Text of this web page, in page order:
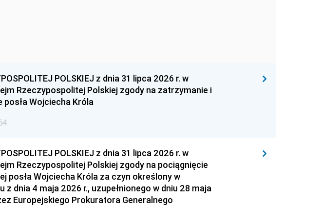
POLSKIEJ z dnia 31 lipca 2026 r. w
Rzeczypospolitej Polskiej zgody na zatrzymanie i
Wojciecha Króla
POLSKIEJ z dnia 31 lipca 2026 r. w
Rzeczypospolitej Polskiej zgody na pociągnięcie
posła Wojciecha Króla za czyn określony w
z dnia 4 maja 2026 r., uzupełnionego w dniu 28 maja
Europejskiego Prokuratora Generalnego